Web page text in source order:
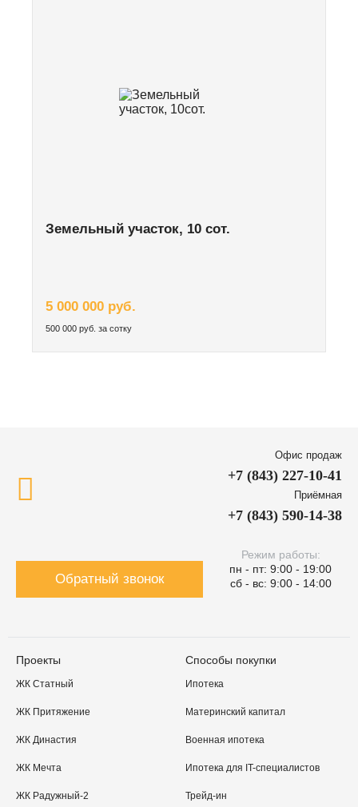
Земельный участок, 10 сот.
5 000 000 руб.
500 000 руб. за сотку
Офис продаж
+7 (843) 227-10-41
Приёмная
+7 (843) 590-14-38
Обратный звонок
Режим работы:
пн - пт: 9:00 - 19:00
сб - вс: 9:00 - 14:00
Проекты
ЖК Статный
ЖК Притяжение
ЖК Династия
ЖК Мечта
ЖК Радужный-2
Способы покупки
Ипотека
Материнский капитал
Военная ипотека
Ипотека для IT-специалистов
Трейд-ин